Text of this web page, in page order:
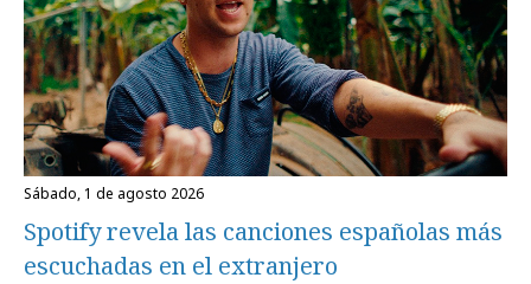
sábado, 1 de agosto 2026
Spotify revela las canciones españolas más
escuchadas en el extranjero